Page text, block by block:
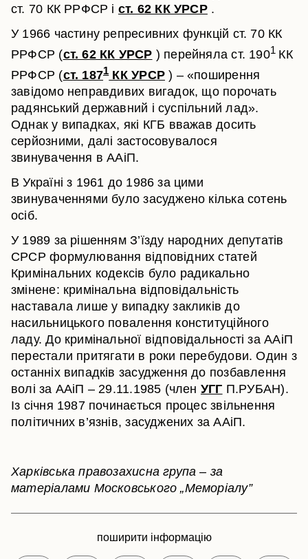
ст. 70 КК РРФСР і ст. 62 КК УРСР .
У 1966 частину репресивних функцій ст. 70 КК
РРФСР (ст. 62 КК УРСР ) перейняла ст. 1901 КК
РРФСР (ст. 1871КК УРСР ) – «поширення
завідомо неправдивих вигадок, що порочать
радянський державний і суспільний лад».
Однак у випадках, які КГБ вважав досить
серйозними, далі застосовувалося
звинувачення в ААіП.
В Україні з 1961 до 1986 за цими
звинуваченнями було засуджено кілька сотень
осіб.
У 1989 за рішенням З’їзду народних депутатів
СРСР формулювання відповідних статей
Кримінальних кодексів було радикально
змінене: кримінальна відповідальність
наставала лише у випадку закликів до
насильницького повалення конституційного
ладу. До кримінальної відповідальності за ААіП
перестали притягати в роки перебудови. Один з
останніх випадків засудження до позбавлення
волі за ААіП – 29.11.1985 (член УГГ П.РУБАН).
Із січня 1987 починається процес звільнення
політичних в’язнів, засуджених за ААіП.
Харківська правозахисна група – за
матеріалами Московського „Меморіалу”
поширити інформацію